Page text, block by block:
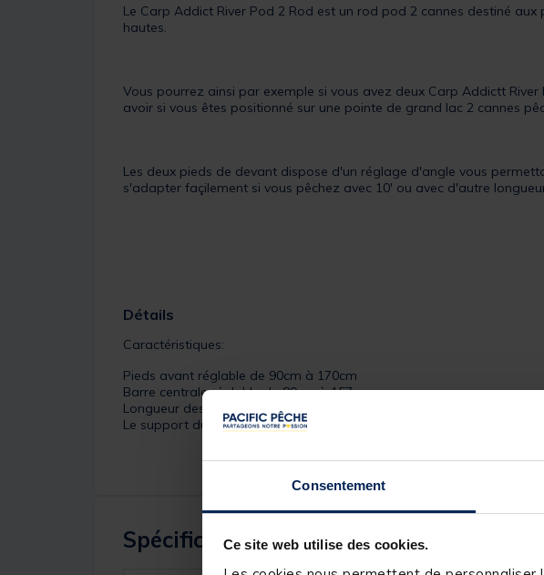
Consentement
Ce site web utilise des cookies.
Le Carp Addict River Pod 2 Rod est un rod pod 2 cannes destiné
hautes.
Vous pourrez ainsi par exemple si vous avez deux Carp Addictt
avoir si vous êtes positionné sur une pointe de grand lac 2 cannes
Les deux pieds de devant dispose d'un réglage d'angle vous
s'adapter façilement si vous pêchez avec 10' ou avec d'autre
Détails
Caractéristiques:
Pieds avant réglable de 90cm à 170cm
Barre centrale réglable de 80cm à 157cm
Longueur des buzz barr 33cm
Le support du buzz bar arrière et réglable sur les 80 cm du bas de la
Spécifications